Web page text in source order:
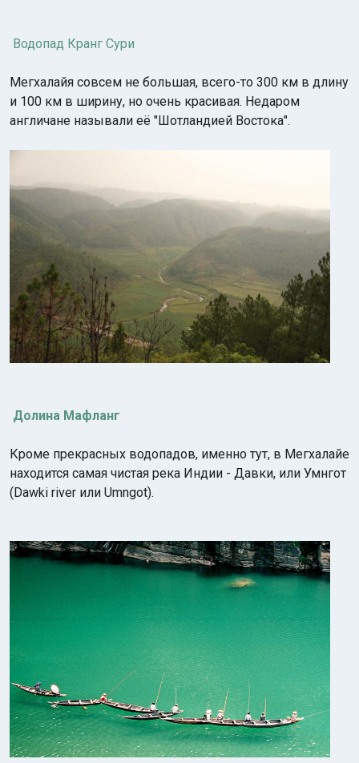
Водопад Кранг Сури
Мегхалайя совсем не большая, всего-то 300 км в длину
и 100 км в ширину, но очень красивая. Недаром
англичане называли её "Шотландией Востока".
Долина Мафланг
Кроме прекрасных водопадов, именно тут, в Мегхалайе
находится самая чистая река Индии - Давки, или Умнгот
(Dawki river или Umngot).